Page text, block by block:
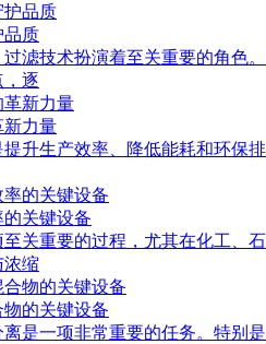
品质
滤技术扮演着至关重要的角色
逐
新力量
升生产效率、降低能耗和环保
关键设备
关重要的过程，尤其在化工、
浓缩
的关键设备
是一项非常重要的任务。特别